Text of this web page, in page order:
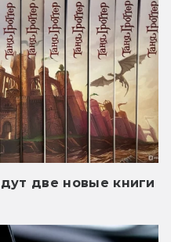
две новые книги